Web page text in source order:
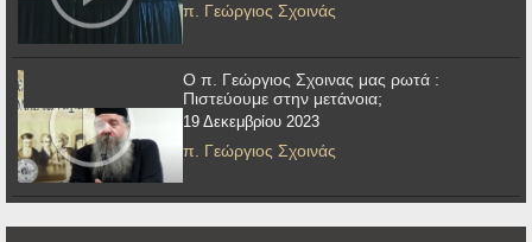
π. Γεώργιος Σχοινάς
Ο π. Γεώργιος Σχοινας μας ρωτά :
Πιστεύουμε στην μετάνοια;
19 Δεκεμβρίου 2023
π. Γεώργιος Σχοινάς